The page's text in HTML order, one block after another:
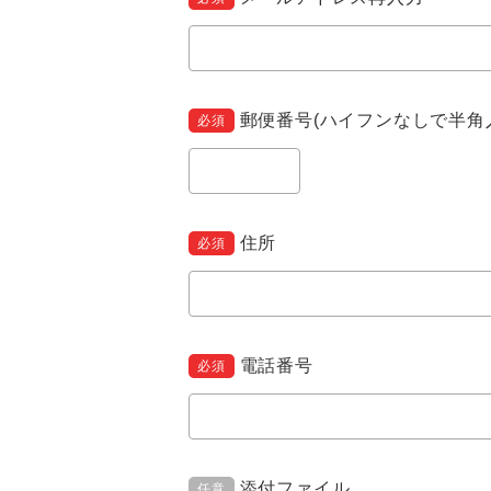
必須 郵便番号(ハイフンなしで半角
必須 住所
必須 電話番号